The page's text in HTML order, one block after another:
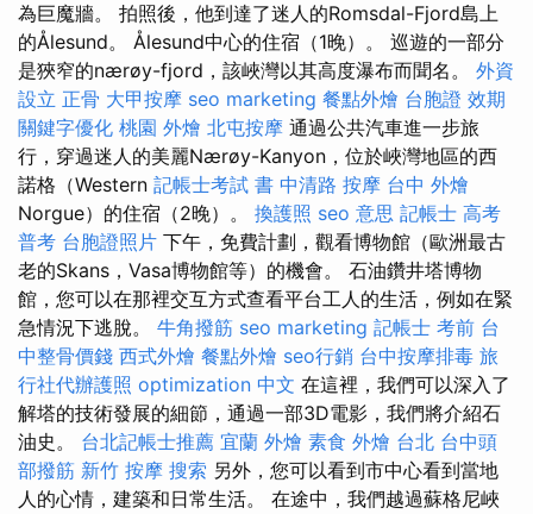
為巨魔牆。 拍照後，他到達了迷人的Romsdal-Fjord島上
的Ålesund。 Ålesund中心的住宿（1晚）。 巡遊的一部分
是狹窄的nærøy-fjord，該峽灣以其高度瀑布而聞名。 外資
設立 正骨 大甲按摩 seo marketing 餐點外燴 台胞證 效期
關鍵字優化 桃園 外燴 北屯按摩 通過公共汽車進一步旅
行，穿過迷人的美麗Nærøy-Kanyon，位於峽灣地區的西
諾格（Western 記帳士考試 書 中清路 按摩 台中 外燴
Norgue）的住宿（2晚）。 換護照 seo 意思 記帳士 高考
普考 台胞證照片 下午，免費計劃，觀看博物館（歐洲最古
老的Skans，Vasa博物館等）的機會。 石油鑽井塔博物
館，您可以在那裡交互方式查看平台工人的生活，例如在緊
急情況下逃脫。 牛角撥筋 seo marketing 記帳士 考前 台
中整骨價錢 西式外燴 餐點外燴 seo行銷 台中按摩排毒 旅
行社代辦護照 optimization 中文 在這裡，我們可以深入了
解塔的技術發展的細節，通過一部3D電影，我們將介紹石
油史。 台北記帳士推薦 宜蘭 外燴 素食 外燴 台北 台中頭
部撥筋 新竹 按摩 搜索 另外，您可以看到市中心看到當地
人的心情，建築和日常生活。 在途中，我們越過蘇格尼峽